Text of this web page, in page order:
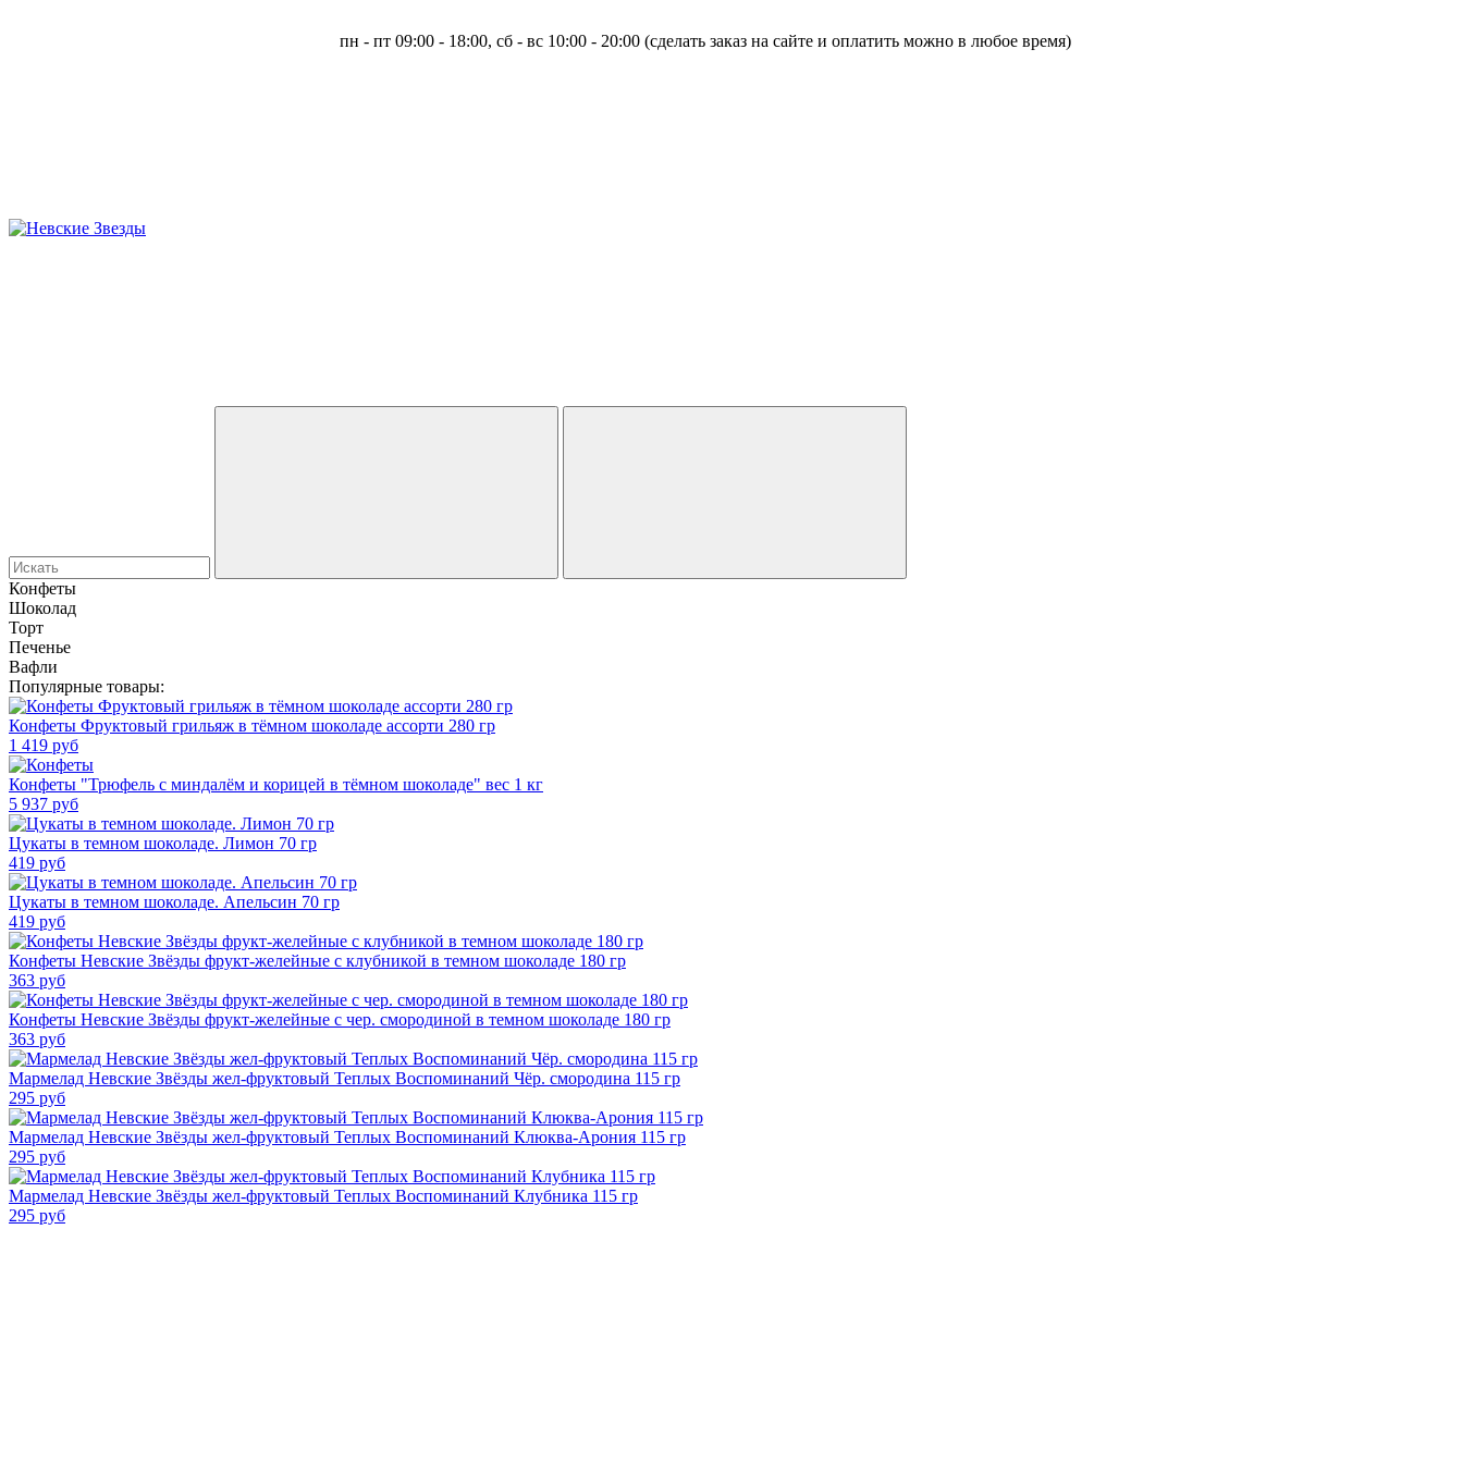
пн - пт 09:00 - 18:00, сб - вс 10:00 - 20:00 (сделать заказ на сайте и оплатить можно в любое время)
Конфеты
Шоколад
Торт
Печенье
Вафли
Популярные товары:
Конфеты Фруктовый грильяж в тёмном шоколаде ассорти 280 гр
1 419 руб
Конфеты "Трюфель с миндалём и корицей в тёмном шоколаде" вес 1 кг
5 937 руб
Цукаты в темном шоколаде. Лимон 70 гр
419 руб
Цукаты в темном шоколаде. Апельсин 70 гр
419 руб
Конфеты Невские Звёзды фрукт-желейные с клубникой в темном шоколаде 180 гр
363 руб
Конфеты Невские Звёзды фрукт-желейные с чер. смородиной в темном шоколаде 180 гр
363 руб
Мармелад Невские Звёзды жел-фруктовый Теплых Воспоминаний Чёр. смородина 115 гр
295 руб
Мармелад Невские Звёзды жел-фруктовый Теплых Воспоминаний Клюква-Арония 115 гр
295 руб
Мармелад Невские Звёзды жел-фруктовый Теплых Воспоминаний Клубника 115 гр
295 руб